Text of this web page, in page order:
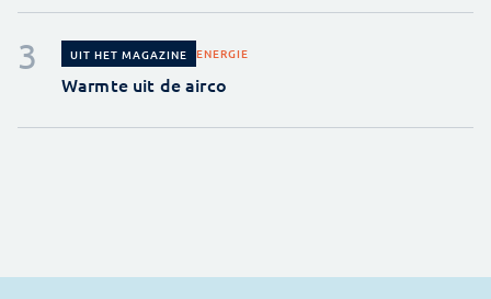
UIT HET MAGAZINE ENERGIE
Warmte uit de airco